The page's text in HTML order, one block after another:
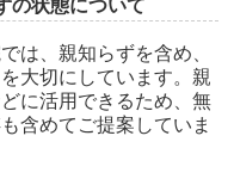
の状態について
は、親知らずを含め、
大切にしています。親
に活用できるため、無
含めてご提案していま